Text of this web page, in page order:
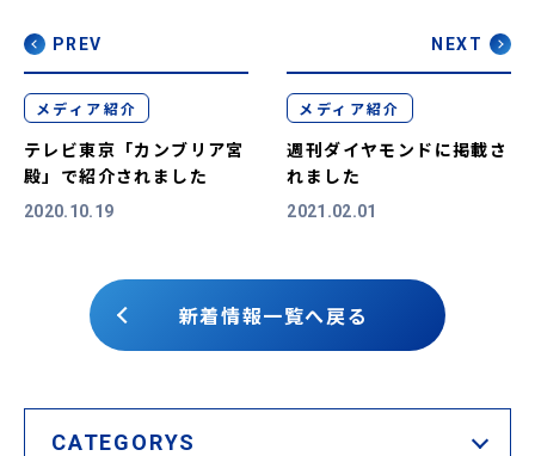
CATEGORYS
PREV
2020.10.19
メディア紹介
テレビ東京「カンブリア宮
殿」で紹介されました
新着情報一覧へ戻る
NEXT
2021.02.01
メディア紹介
週刊ダイヤモンドに掲載さ
れました